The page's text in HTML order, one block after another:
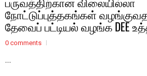
நோட்டுப்புத்தகங்கள்‌
தேவைப்‌ பட்டியல்‌ வழங்க DEE
0 comments
...